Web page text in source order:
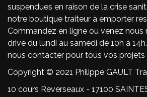
suspendues en raison de la crise
notre boutique traiteur à emporter
Commandez en ligne ou venez nous
drive du lundi au samedi de 10h à
nous contacter pour tous vos projets
Copyright © 2021 Philippe GAULT
10 cours Reverseaux - 17100